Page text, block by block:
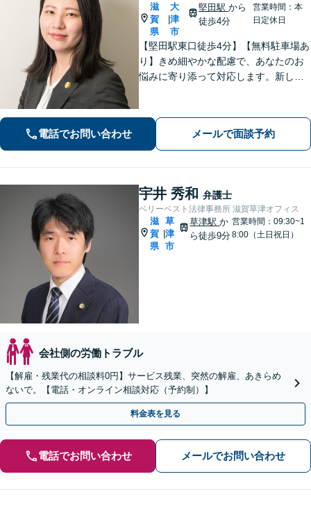
滋
賀
県
大
津
市
堅田駅から
徒歩4分
営業時間：本
日定休日
【堅田駅東口徒歩4分】【無料駐車場あ
り】きめ細やかな配慮で、あなたのお
悩みに寄り添って対応します。新しい
にご相談ください。
電話でお問い合わせ メールで面談予約
宇井 秀和 弁護士
ベリーベスト法律事務所 滋賀草津オフィス
滋
賀
県
|
草
津
市
草津駅か
ら徒歩9分
営業時間：09:30~1
8:00（土日祝日）
会社側の労働トラブル
【解雇・残業代の相談料0円】サービス残業、突然の解雇、あきらめ
ないで。【電話・オンライン相談対応（予約制）】
料金表を見る
電話でお問い合わせ メールでお問い合わせ